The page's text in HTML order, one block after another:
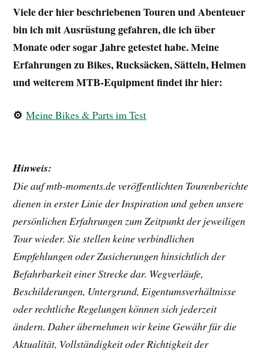
Viele der hier beschriebenen Touren und Abenteuer
bin ich mit Ausrüstung gefahren, die ich über
Monate oder sogar Jahre getestet habe. Meine
Erfahrungen zu Bikes, Rucksäcken, Sätteln, Helmen
und weiterem MTB-Equipment findet ihr hier:
⚙️ Meine Bikes & Parts im Test
Hinweis:
Die auf mtb-moments.de veröffentlichten Tourenberichte
dienen in erster Linie der Inspiration und geben unsere
persönlichen Erfahrungen zum Zeitpunkt der jeweiligen
Tour wieder. Sie stellen keine verbindlichen
Empfehlungen oder Zusicherungen hinsichtlich der
Befahrbarkeit einer Strecke dar. Wegverläufe,
Beschilderungen, Untergrund, Eigentumsverhältnisse
oder rechtliche Regelungen können sich jederzeit
ändern. Daher übernehmen wir keine Gewähr für die
Aktualität, Vollständigkeit oder Richtigkeit der